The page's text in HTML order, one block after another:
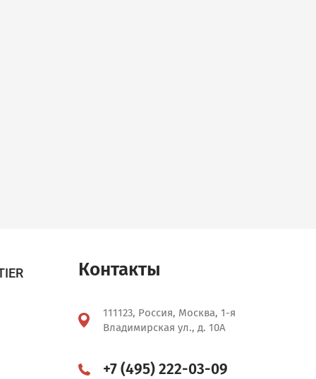
Контакты
111123, Россия, Москва, 1-я
Владимирская ул., д. 10А
+7 (495) 222-03-09